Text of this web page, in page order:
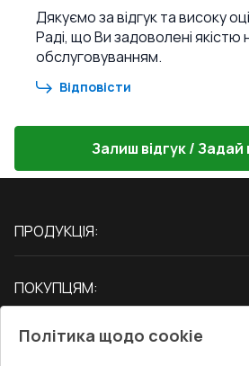
Дякуємо за відгук та високу
Раді, що Ви задоволені якістю
обслуговуванням.
Відповісти
Залиш відгук / Задай
ПРОДУКЦІЯ:
Двері
ПОКУПЦЯМ:
СЕРВІС ТА ОБЛУГОВУВАННЯ:
Політика щодо cookie